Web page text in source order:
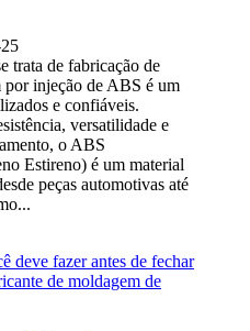
trata de fabricação de
por injeção de ABS é um
e confiáveis.
versatilidade e
o ABS
Estireno) é um material
peças automotivas até